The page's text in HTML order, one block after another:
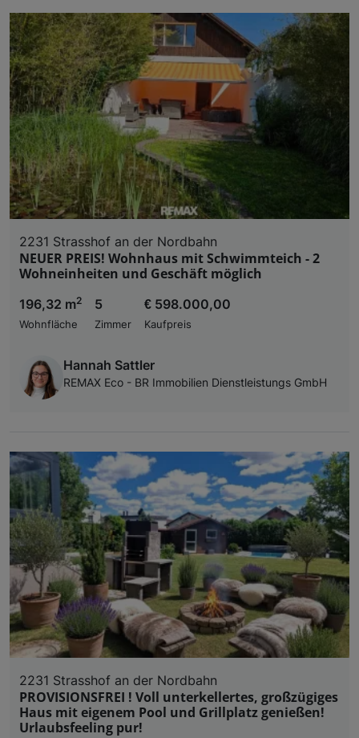
2231 Strasshof an der Nordbahn
NEUER PREIS! Wohnhaus mit Schwimmteich - 2
Wohneinheiten und Geschäft möglich
196,32 m2
Wohnfläche
5
Zimmer
€ 598.000,00
Kaufpreis
Hannah Sattler
REMAX Eco - BR Immobilien Dienstleistungs GmbH
2231 Strasshof an der Nordbahn
PROVISIONSFREI ! Voll unterkellertes, großzügiges
Haus mit eigenem Pool und Grillplatz genießen!
Urlaubsfeeling pur!